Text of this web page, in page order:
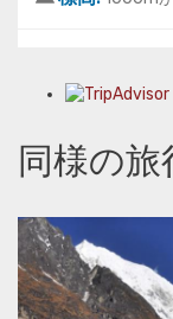
同様の